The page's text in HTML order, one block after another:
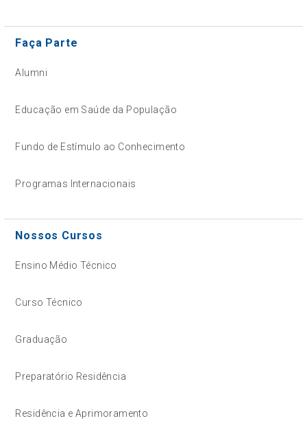
Faça Parte
Alumni
Educação em Saúde da População
Fundo de Estímulo ao Conhecimento
Programas Internacionais
Nossos Cursos
Ensino Médio Técnico
Curso Técnico
Graduação
Preparatório Residência
Residência e Aprimoramento